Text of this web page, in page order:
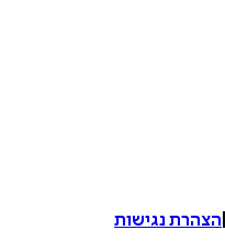
הצהרת נגישות